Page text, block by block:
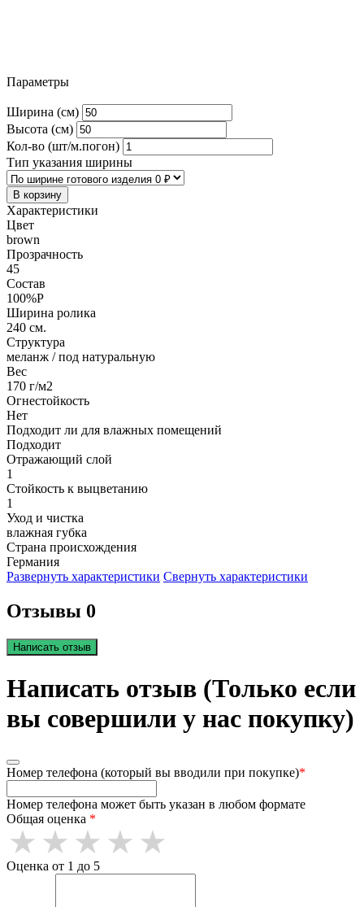
Параметры
Ширина (см)
Высота (см)
Кол-во (шт/м.погон)
Тип указания ширины
В корзину
Характеристики
Цвет
brown
Прозрачность
45
Состав
100%P
Ширина ролика
240 см.
Структура
меланж / под натуральную
Вес
170 г/м2
Огнестойкость
Нет
Подходит ли для влажных помещений
Подходит
Отражающий слой
1
Стойкость к выцветанию
1
Уход и чистка
влажная губка
Страна происхождения
Германия
Развернуть характеристики Свернуть характеристики
Отзывы 0
Написать отзыв
Написать отзыв (Только если
вы совершили у нас покупку)
Номер телефона (который вы вводили при покупке)*
Номер телефона может быть указан в любом формате
Общая оценка *
Оценка от 1 до 5